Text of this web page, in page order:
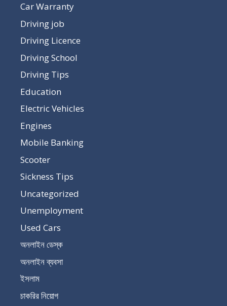
Car Warranty
Driving job
Driving Licence
Driving School
Driving Tips
Education
Electric Vehicles
Engines
Mobile Banking
Scooter
Sickness Tips
Uncategorized
Unemployment
Used Cars
অনলাইন ডেস্ক
অনলাইন ব্যবসা
ইসলাম
চাকরির নিয়োগ